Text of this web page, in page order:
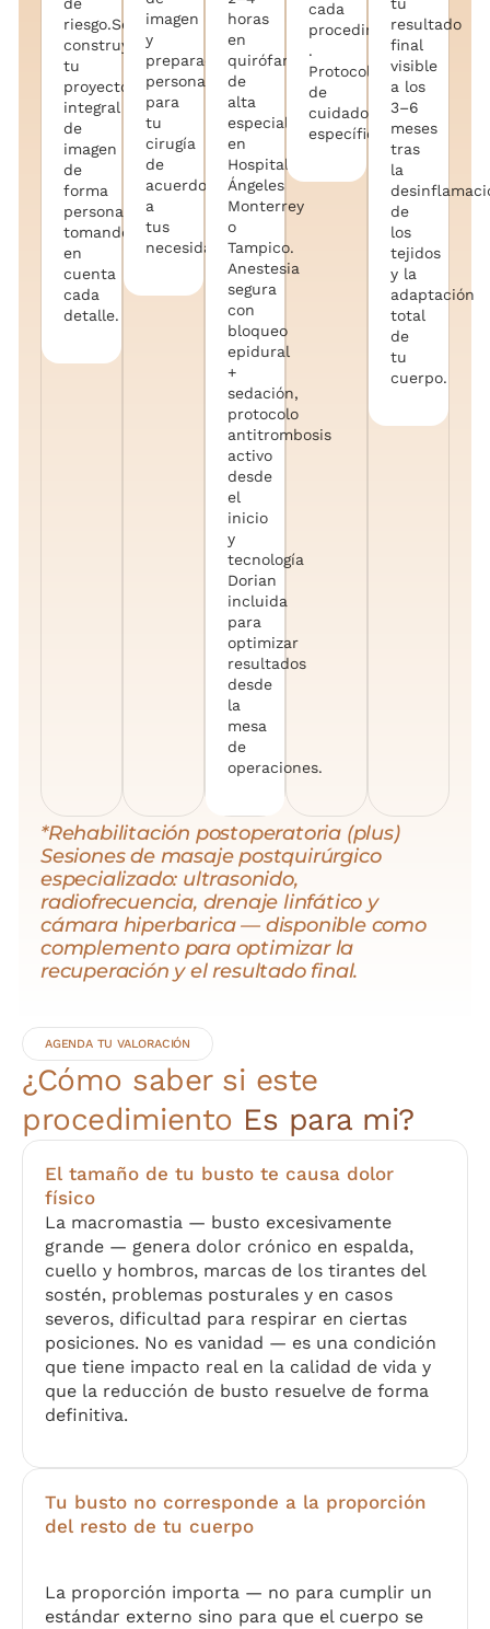
de
riesgo.Se
construye
tu
proyecto
integral
de
imagen
de
forma
personalizada,
tomando
en
cuenta
cada
detalle.
imagen
y
preparación
personalizada
para
tu
cirugía
de
acuerdo
a
tus
necesidades.
horas
en
quirófano
de
alta
especialidad
en
Hospital
Ángeles
Monterrey
o
Tampico.
Anestesia
segura
con
bloqueo
epidural
+
sedación,
protocolo
antitrombosis
activo
desde
el
inicio
y
tecnología
Dorian
incluida
para
optimizar
resultados
desde
la
mesa
de
operaciones.
cada
procedimiento
.
Protocolo
de
cuidados
específico.
tu
resultado
final
visible
a los
3–6
meses
tras
la
de
los
tejidos
y la
adaptación
total
de
tu
cuerpo.
*Rehabilitación postoperatoria (plus)
Sesiones de masaje postquirúrgico
especializado: ultrasonido,
radiofrecuencia, drenaje linfático y
cámara hiperbarica — disponible como
complemento para optimizar la
recuperación y el resultado final.
AGENDA TU VALORACIÓN
¿Cómo saber si este
procedimiento Es para mi?
El tamaño de tu busto te causa dolor
físico
La macromastia — busto excesivamente
grande — genera dolor crónico en espalda,
cuello y hombros, marcas de los tirantes del
sostén, problemas posturales y en casos
severos, dificultad para respirar en ciertas
posiciones. No es vanidad — es una condición
que tiene impacto real en la calidad de vida y
que la reducción de busto resuelve de forma
definitiva.
Tu busto no corresponde a la proporción
del resto de tu cuerpo
La proporción importa — no para cumplir un
estándar externo sino para que el cuerpo se